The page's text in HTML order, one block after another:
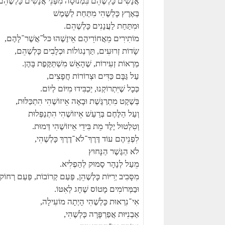
בְּאֶרֶץ כָּלְשֶׁהִי מִתַּחַת לַשֶּׁמֶשׁ
וּמִתַּחַת לַעֲנָנִים כָּלְשֶׁהֵם.
מוֹתִירִים מֵאֲחוֹרֵיהֶם אֵיזֶשֶׁהוּ כּלֹ־אֲשֶׁר־לָהֶם,
שָׂדוֹת זְרוּעִים, תַּרְנְגוֹלוֹת וּכְלָבִים כָּלְשֶׁהֵם,
מַרְאוֹת זְעִירוֹת, שֶׁהָאֵשׁ מִשְׁתַּקֶּפֶת בָּהֶן.
עַל גַּבָּם כַּדִּים וּצְרוֹרוֹת חֲפָצִים,
כְּכָל שֶׁיִּתְרוֹקְנוּ, יַכְבִּידוּ מִיּוֹם לְיוֹם.
בְּשֶׁקֶט מִתְרַגֶּשֶׁת וּבָאָה אֵיזוֹשֶׁהִי הִתְכַּלּוּת,
וְעַל הַלֶּחֶם בְּרַעַשׁ אֵיזוֹשֶׁהִי הִתְנַפְּלוּת
וְטִלְטוּל יֶלֶד מֵת בִּידֵי אֵיזוֹשֶׁהִי דְּמוּת.
לִפְנֵיהֶם עוֹד דֶּרֶךְ־לֹא־דֶרֶךְ כָּלְשֶׁהִי,
לֹא הַגֶּשֶׁר הַנָּחוּץ
מֵעַל לְנָהָר סָמוּק לְהַפְלִיא.
מִסָּבִיב יְרִיּוֹת כָּלְשֶׁהֵן, פַּעַם קְרוֹבוֹת, פַּעַם
וּבַמְּרוֹמִים מָטוֹס שֶׁחָג לְאִטּוֹ.
אִי־נִרְאוּת כָּלְשֶׁהִי הָיְתָה מוֹעִילָה,
אַבְנִיּוּת אֲפַרְפָּרָה כָּלְשֶׁהִי,